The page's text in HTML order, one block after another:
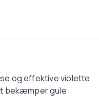
og effektive violette
bekæmper gule